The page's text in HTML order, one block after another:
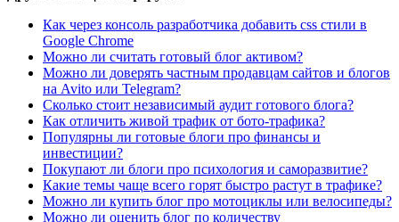
Как через консоль разработчика добавить css стили в
Google Chrome
Можно ли считать готовый блог активом?
Можно ли доверять частным продавцам сайтов и блогов
на Avito или Telegram?
Сколько стоит независимый аудит готового блога?
Как отличить живой трафик от бото-трафика?
Популярны ли готовые блоги про финансы и
инвестиции?
Покупают ли блоги про психология и саморазвитие?
Какие темы чаще всего горят быстро растут в трафике?
Можно ли купить блог про мотоциклы или велосипеды?
Можно ли оценить блог по количеству